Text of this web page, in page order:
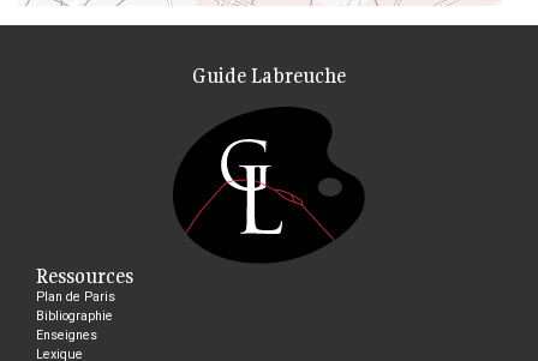
Guide Labreuche
Ressources
Plan de Paris
Bibliographie
Enseignes
Lexique